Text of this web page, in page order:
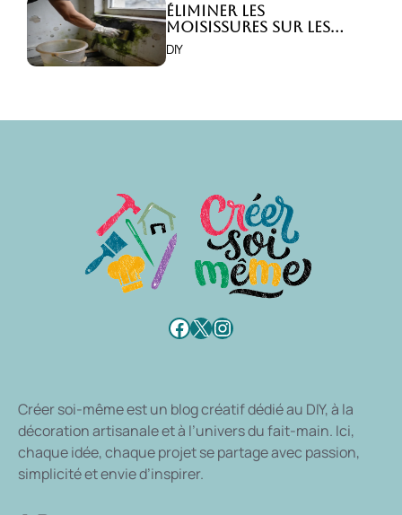
Éliminer les
moisissures sur les
murs : 5 solutions
efficaces ?
DIY
Facebook
X Instagram
Créer soi-mêmeest un blog créatif dédié au DIY, à la
décoration artisanale et à l’univers du fait-main. Ici,
chaque idée, chaque projet se partage avec passion,
simplicité et envie d’inspirer.